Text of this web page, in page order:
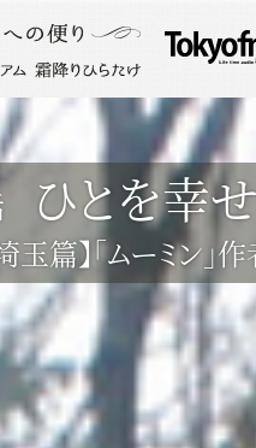
ひとを幸
玉篇】｢ムーミン｣